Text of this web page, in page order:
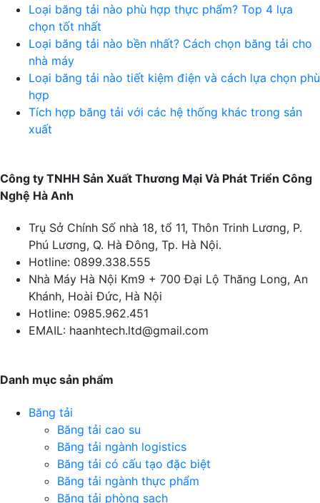
Loại băng tải nào phù hợp thực phẩm? Top 4 lựa
chọn tốt nhất
Loại băng tải nào bền nhất? Cách chọn băng tải cho
nhà máy
Loại băng tải nào tiết kiệm điện và cách lựa chọn phù
hợp
Tích hợp băng tải với các hệ thống khác trong sản
xuất
Công ty TNHH Sản Xuất Thương Mại Và Phát Triển Công
Nghệ Hà Anh
Trụ Sở Chính Số nhà 18, tổ 11, Thôn Trinh Lương, P.
Phú Lương, Q. Hà Đông, Tp. Hà Nội.
Hotline: 0899.338.555
Nhà Máy Hà Nội Km9 + 700 Đại Lộ Thăng Long, An
Khánh, Hoài Đức, Hà Nội
Hotline: 0985.962.451
EMAIL: haanhtech.ltd@gmail.com
Danh mục sản phẩm
Băng tải
Băng tải cao su
Băng tải ngành logistics
Băng tải có cấu tạo đặc biệt
Băng tải ngành thực phẩm
Băng tải phòng sạch